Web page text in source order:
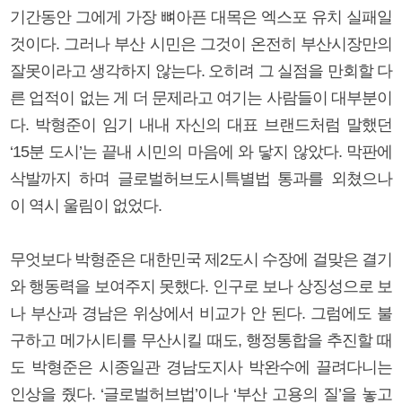
기간동안 그에게 가장 뼈아픈 대목은 엑스포 유치 실패일
것이다. 그러나 부산 시민은 그것이 온전히 부산시장만의
잘못이라고 생각하지 않는다. 오히려 그 실점을 만회할 다
른 업적이 없는 게 더 문제라고 여기는 사람들이 대부분이
다. 박형준이 임기 내내 자신의 대표 브랜드처럼 말했던
‘15분 도시’는 끝내 시민의 마음에 와 닿지 않았다. 막판에
삭발까지 하며 글로벌허브도시특별법 통과를 외쳤으나
이 역시 울림이 없었다.
무엇보다 박형준은 대한민국 제2도시 수장에 걸맞은 결기
와 행동력을 보여주지 못했다. 인구로 보나 상징성으로 보
나 부산과 경남은 위상에서 비교가 안 된다. 그럼에도 불
구하고 메가시티를 무산시킬 때도, 행정통합을 추진할 때
도 박형준은 시종일관 경남도지사 박완수에 끌려다니는
인상을 줬다. ‘글로벌허브법’이나 ‘부산 고용의 질’을 놓고